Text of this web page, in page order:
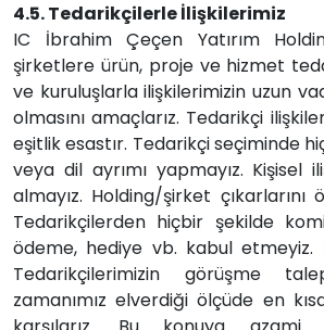
4.5. Tedarikçilerle İlişkilerimiz
IC İbrahim Çeçen Yatırım
şirketlere ürün, proje ve hizmet
ve kuruluşlarla ilişkilerimizin uzun
olmasını amaçlarız. Tedarikçi
eşitlik esastır. Tedarikçi seçiminde
veya dil ayrımı yapmayız. Kişisel
almayız. Holding/şirket çıkarlarını
Tedarikçilerden hiçbir şekilde
ödeme, hediye vb. kabul etmeyiz.
Tedarikçilerimizin görüşme
zamanımız elverdiği ölçüde en